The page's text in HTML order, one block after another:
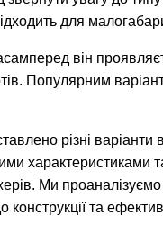
для
він
Популярним
різні
Ми
та